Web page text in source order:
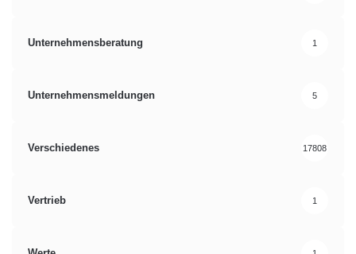
Unternehmensberatung 1
Unternehmensmeldungen 5
Verschiedenes 17808
Vertrieb 1